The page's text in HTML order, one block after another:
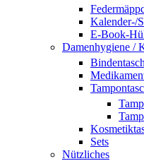
Kalender-/
E-Book-
Damenhygiene /
Sets
Nützliches